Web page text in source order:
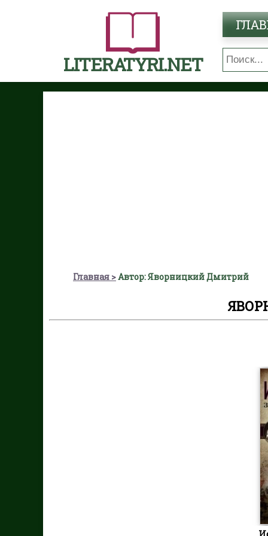
LITERATYRI.NET
Главная Автор: Яворницкий Дмитрий